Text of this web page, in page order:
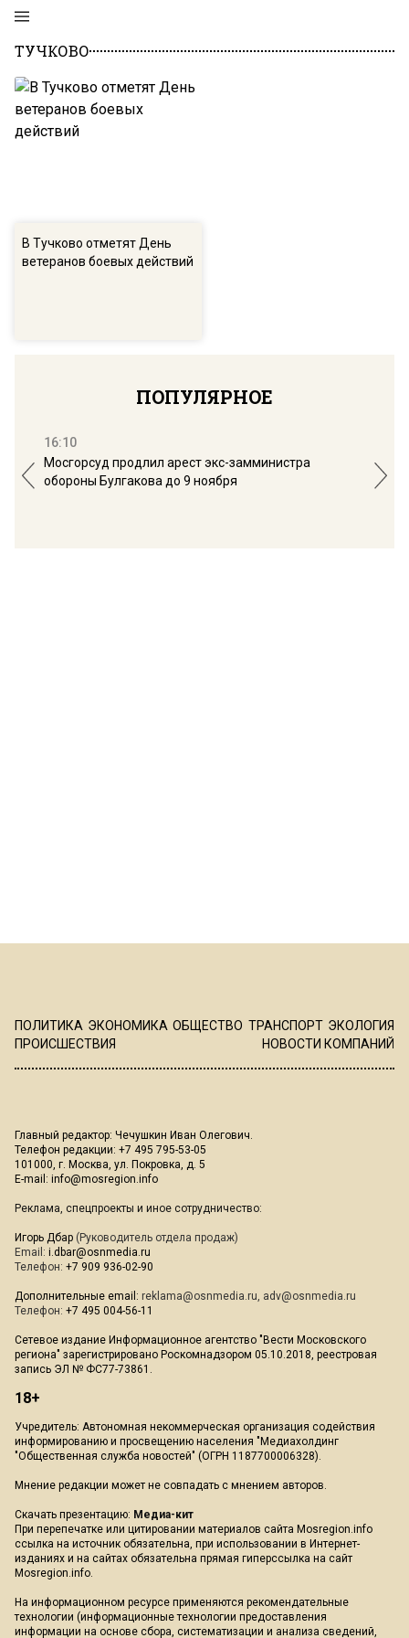
ТУЧКОВО
В Тучково отметят День
ветеранов боевых действий
ПОПУЛЯРНОЕ
16:10
Мосгорсуд продлил арест экс-замминистра
обороны Булгакова до 9 ноября
ПОЛИТИКА ЭКОНОМИКА ОБЩЕСТВО ТРАНСПОРТ ЭКОЛОГИЯ
ПРОИСШЕСТВИЯ
НОВОСТИ КОМПАНИЙ
Главный редактор: Чечушкин Иван Олегович.
Телефон редакции: +7 495 795-53-05
101000, г. Москва, ул. Покровка, д. 5
E-mail: info@mosregion.info
Реклама, спецпроекты и иное сотрудничество:
Игорь Дбар (Руководитель отдела продаж)
Email: i.dbar@osnmedia.ru
Телефон: +7 909 936-02-90
Дополнительные email: reklama@osnmedia.ru, adv@osnmedia.ru
Телефон: +7 495 004-56-11
Сетевое издание Информационное агентство "Вести Московского
региона" зарегистрировано Роскомнадзором 05.10.2018, реестровая
запись ЭЛ № ФС77-73861.
18+
Учредитель: Автономная некоммерческая организация содействия
информированию и просвещению населения "Медиахолдинг
"Общественная служба новостей" (ОГРН 1187700006328).
Мнение редакции может не совпадать с мнением авторов.
Скачать презентацию: Медиа-кит
При перепечатке или цитировании материалов сайта Mosregion.info
ссылка на источник обязательна, при использовании в Интернет-
изданиях и на сайтах обязательна прямая гиперссылка на сайт
Mosregion.info.
На информационном ресурсе применяются рекомендательные
технологии (информационные технологии предоставления
информации на основе сбора, систематизации и анализа сведений,